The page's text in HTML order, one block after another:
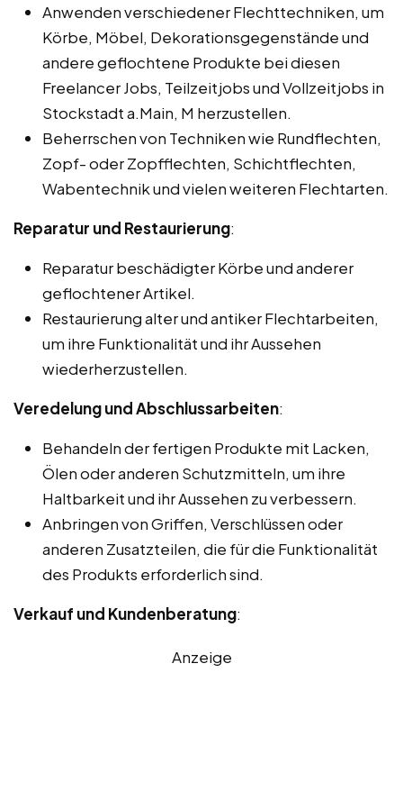
Anwenden verschiedener Flechttechniken, um
Körbe, Möbel, Dekorationsgegenstände und
andere geflochtene Produkte bei diesen
Freelancer Jobs, Teilzeitjobs und Vollzeitjobs in
Stockstadt a.Main, M herzustellen.
Beherrschen von Techniken wie Rundflechten,
Zopf- oder Zopfflechten, Schichtflechten,
Wabentechnik und vielen weiteren Flechtarten.
Reparatur und Restaurierung:
Reparatur beschädigter Körbe und anderer
geflochtener Artikel.
Restaurierung alter und antiker Flechtarbeiten,
um ihre Funktionalität und ihr Aussehen
wiederherzustellen.
Veredelung und Abschlussarbeiten:
Behandeln der fertigen Produkte mit Lacken,
Ölen oder anderen Schutzmitteln, um ihre
Haltbarkeit und ihr Aussehen zu verbessern.
Anbringen von Griffen, Verschlüssen oder
anderen Zusatzteilen, die für die Funktionalität
des Produkts erforderlich sind.
Verkauf und Kundenberatung:
Anzeige